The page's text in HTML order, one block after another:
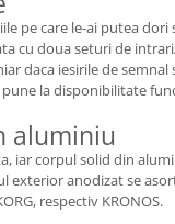
pe care le-ai putea dori
cu doua seturi de
daca iesirile de semnal
la disponibilitate
aluminiu
iar corpul solid din
exterior anodizat se
respectiv KRONOS.